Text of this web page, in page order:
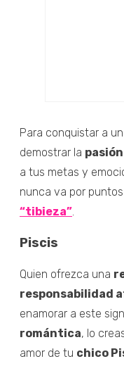
Para conquistar a un
demostrar la
a tus metas y
nunca va por
“tibieza”
Piscis
Quien ofrezca una
responsabilidad
enamorar a este
romántica, lo
amor de tu chico